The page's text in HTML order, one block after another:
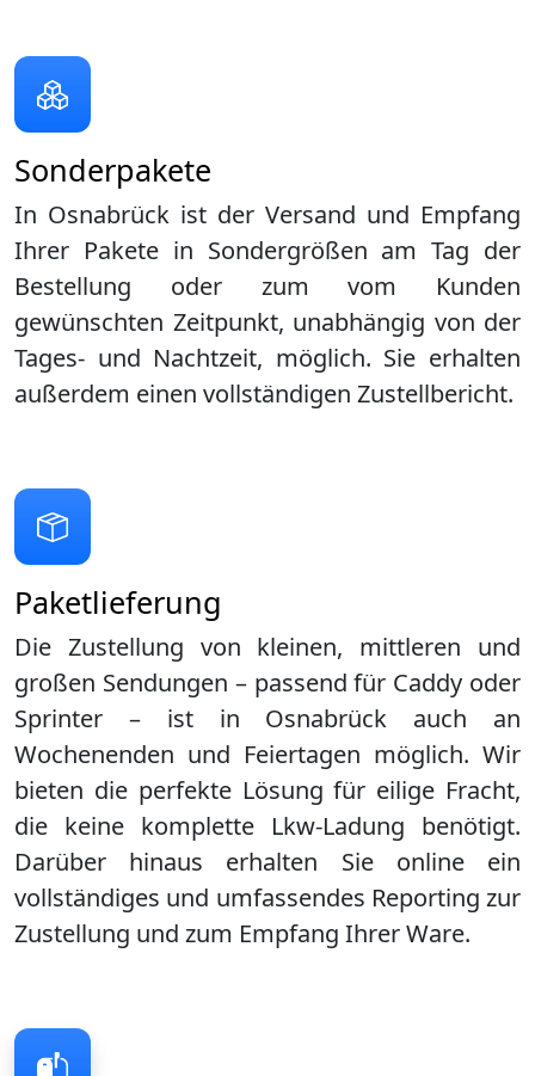
Paketlieferung
Die Zustellung von kleinen, mittleren und
großen Sendungen – passend für Caddy oder
Sprinter – ist in Osnabrück auch an
Wochenenden und Feiertagen möglich. Wir
bieten die perfekte Lösung für eilige Fracht,
die keine komplette Lkw-Ladung benötigt.
Darüber hinaus erhalten Sie online ein
vollständiges und umfassendes Reporting zur
Zustellung und zum Empfang Ihrer Ware.
Sonderpakete
In Osnabrück ist der Versand und Empfang
Ihrer Pakete in Sondergrößen am Tag der
Bestellung oder zum vom Kunden
gewünschten Zeitpunkt, unabhängig von der
Tages- und Nachtzeit, möglich. Sie erhalten
außerdem einen vollständigen Zustellbericht.